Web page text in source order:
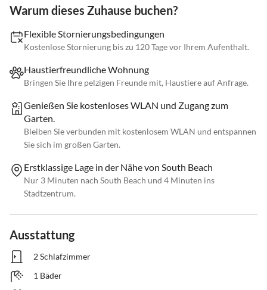
Warum dieses Zuhause buchen?
Flexible Stornierungsbedingungen
Kostenlose Stornierung bis zu 120 Tage vor Ihrem Aufenthalt.
Haustierfreundliche Wohnung
Bringen Sie Ihre pelzigen Freunde mit, Haustiere auf Anfrage.
Genießen Sie kostenloses WLAN und Zugang zum
Garten.
Bleiben Sie verbunden mit kostenlosem WLAN und entspannen
Sie sich im großen Garten.
Erstklassige Lage in der Nähe von South Beach
Nur 3 Minuten nach South Beach und 4 Minuten ins
Stadtzentrum.
Ausstattung
2 Schlafzimmer
1 Bäder